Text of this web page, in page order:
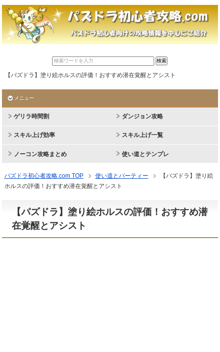
【パズドラ】塗り絵ホルスの評価！おすすめ潜在覚醒とアシスト
メニュー
ゲリラ時間割 ダンジョン攻略
スキル上げ効率 スキル上げ一覧
ノーコン攻略まとめ 使い道とテンプレ
パズドラ初心者攻略.com TOP 使い道とパーティー
【パズドラ】塗り絵
ホルスの評価！おすすめ潜在覚醒とアシスト
【パズドラ】塗り絵ホルスの評価！おすすめ潜
在覚醒とアシスト